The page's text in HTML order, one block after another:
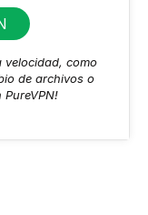
velocidad, como
de archivos o